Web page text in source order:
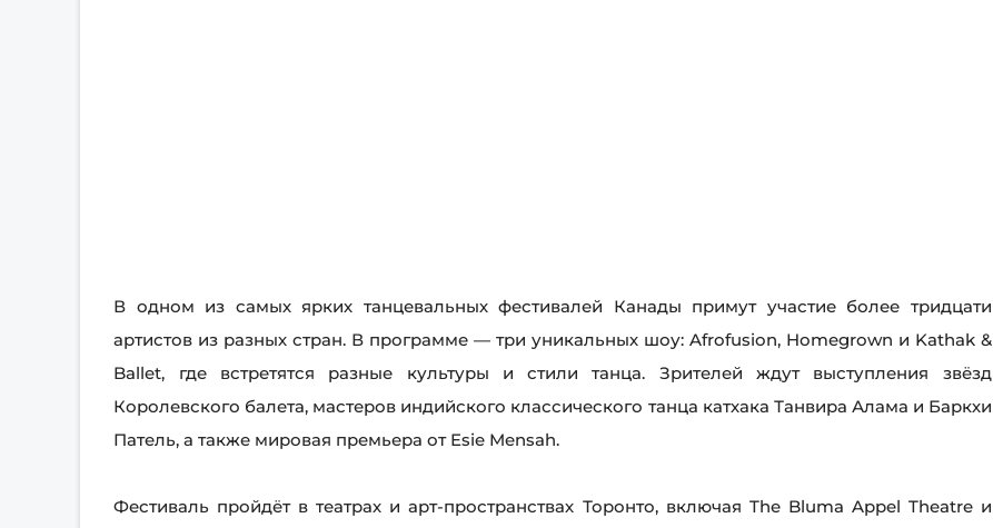
В одном из самых ярких танцевальных фестивалей Канады примут участие более тридцати
артистов из разных стран. В программе — три уникальных шоу: Afrofusion, Homegrown и Kathak &
Ballet, где встретятся разные культуры и стили танца. Зрителей ждут выступления звёзд
Королевского балета, мастеров индийского классического танца катхака Танвира Алама и Баркхи
Патель, а также мировая премьера от Esie Mensah.
Фестиваль пройдёт в театрах и арт-пространствах Торонто, включая The Bluma Appel Theatre и